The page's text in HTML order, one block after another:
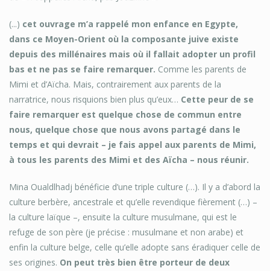
(...) cet ouvrage m’a rappelé mon enfance en Egypte,
dans ce Moyen-Orient où la composante juive existe
depuis des millénaires mais où il fallait adopter un profil
bas et ne pas se faire remarquer. Comme les parents de
Mimi et d’Aïcha. Mais, contrairement aux parents de la
narratrice, nous risquions bien plus qu’eux… Cette peur de se
faire remarquer est quelque chose de commun entre
nous, quelque chose que nous avons partagé dans le
temps et qui devrait – je fais appel aux parents de Mimi,
à tous les parents des Mimi et des Aïcha – nous réunir.
Mina Oualdlhadj bénéficie d’une triple culture (…). Il y a d’abord la
culture berbère, ancestrale et qu’elle revendique fièrement (…) –
la culture laïque –, ensuite la culture musulmane, qui est le
refuge de son père (je précise : musulmane et non arabe) et
enfin la culture belge, celle qu’elle adopte sans éradiquer celle de
ses origines. On peut très bien être porteur de deux